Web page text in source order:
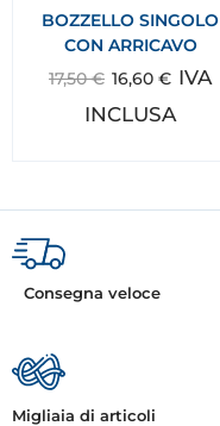
BOZZELLO SINGOLO
CON ARRICAVO
17,50€ 16,60 € IVA
INCLUSA
Consegna veloce
Migliaia di articoli